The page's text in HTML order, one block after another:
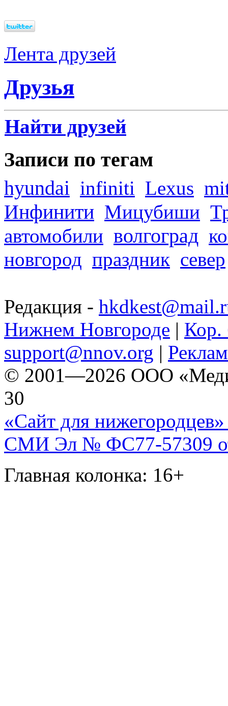
Лента друзей
Друзья
Найти друзей
Записи по тегам
hyundai infiniti Lexus
Инфинити Мицубиши
автомобили волгоград
новгород праздник север
Редакция -
Нижнем Новгороде | Кор.
support@nnov.org |
© 2001—2026 ООО
30
«Сайт для нижегородцев»
СМИ Эл № ФС77-57309
Главная колонка: 16+